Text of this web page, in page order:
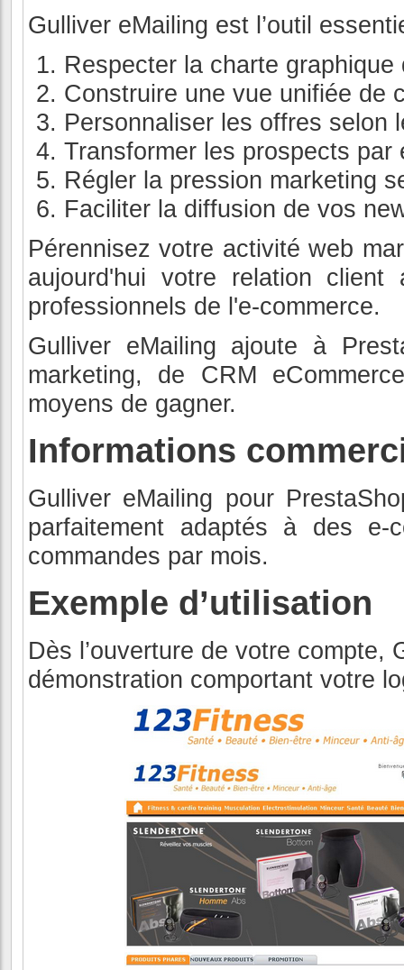
Gulliver eMailing est l’outil
Respecter la charte
Construire une vue unifiée de
Personnaliser les offres selon
Transformer les prospects par
Régler la pression marketing
Faciliter la diffusion de vos
Pérennisez votre activité web
aujourd'hui votre relation
professionnels de l'e-commerce.
Gulliver eMailing ajoute à
marketing, de CRM
moyens de gagner.
Informations
Gulliver eMailing pour
parfaitement adaptés à des
commandes par mois.
Exemple d’utilisation
Dès l’ouverture de votre compte,
démonstration comportant votre